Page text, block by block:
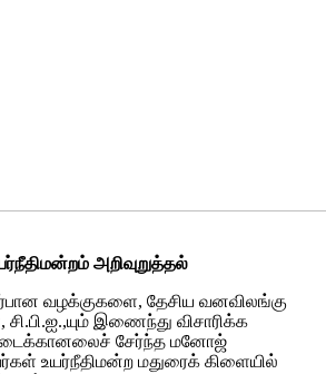
அறிவுறுத்தல்
வழக்குகளை, தேசிய வனவிலங்கு
சி.பி.ஐ.,யும் இணைந்து விசாரிக்க
சேர்ந்த மனோஜ்
உயர்நீதிமன்ற மதுரைக் கிளையில்